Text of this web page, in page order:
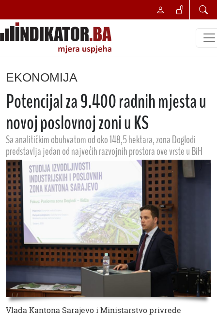
EKONOMIJA
Potencijal za 9.400 radnih mjesta u
novoj poslovnoj zoni u KS
Sa analitičkim obuhvatom od oko 148,5 hektara, zona Doglodi
predstavlja jedan od najvećih razvojnih prostora ove vrste u BiH
Vlada Kantona Sarajevo i Ministarstvo privrede